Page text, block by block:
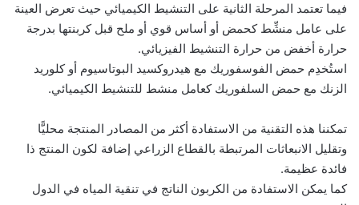
فيما تعتمد المرحلة الثانية على التنشيط الكيميائي حيث تعرض العينة
على عامل منشِّط كحمض أو أساس قوي أو ملح قبل كربنتها بدرجة
حرارة أخفض من حرارة التنشيط الفيزيائي.
استُخدِم حمض الفوسفوريك مع هيدروكسيد البوتاسيوم أو كلوريد
الزنك مع حمض السلفوريك كعامل منشط للتنشيط الكيميائي.
تمكننا هذه التقنية من الاستفادة أكثر من المصادر المنتجة محليًّا
وتقليل الانبعاثات المرتبطة بالقطاع الزراعي إضافة لكون المنتج ذا
فائدة عظيمة.
كما يمكن الاستفادة من الكربون الناتج في تنقية المياه في الدول